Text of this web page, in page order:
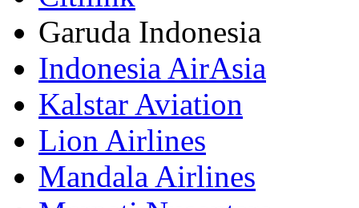
Garuda Indonesia
Indonesia AirAsia
Kalstar Aviation
Lion Airlines
Mandala Airlines